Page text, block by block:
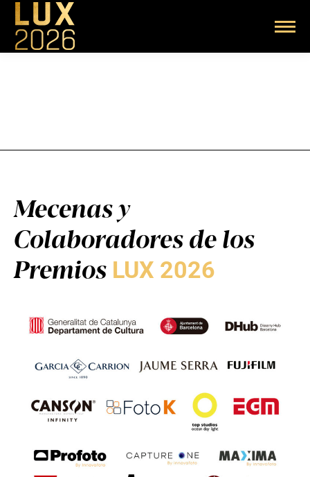
Mecenas y
Colaboradores de los
Premios LUX 2026